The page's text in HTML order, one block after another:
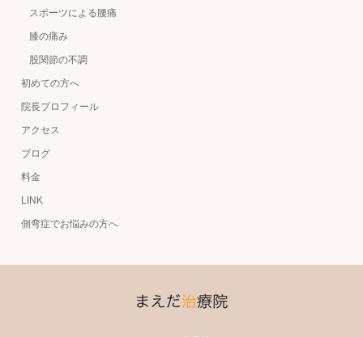
スポーツによる腰痛
膝の痛み
股関節の不調
初めての方へ
院長プロフィール
アクセス
ブログ
料金
LINK
側弯症でお悩みの方へ